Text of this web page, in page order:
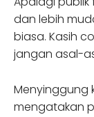
dan lebih
biasa. Kasih
jangan asal-
Menyinggung
mengatakan